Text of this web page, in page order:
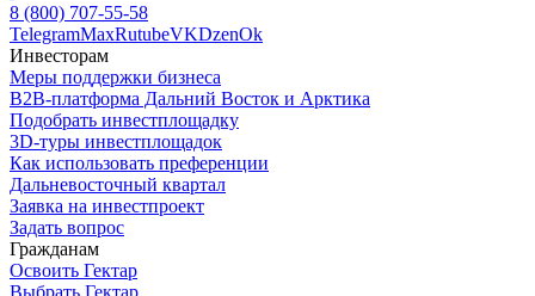
8 (800) 707-55-58
TelegramMaxRutubeVKDzenOk
Инвесторам
Меры поддержки бизнеса
B2B-платформа Дальний Восток и Арктика
Подобрать инвестплощадку
3D-туры инвестплощадок
Как использовать преференции
Дальневосточный квартал
Заявка на инвестпроект
Задать вопрос
Гражданам
Освоить Гектар
Выбрать Гектар